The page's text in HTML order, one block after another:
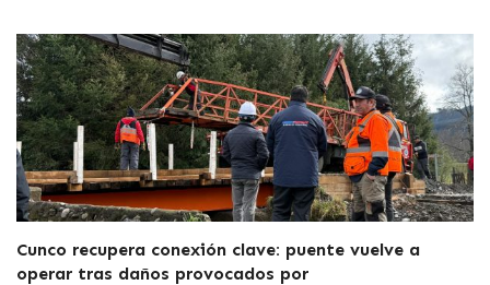
Cunco recupera conexión clave: puente vuelve a
operar tras daños provocados por